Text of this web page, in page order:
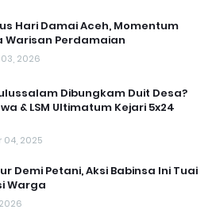
Hari Damai Aceh, Momentum
Warisan Perdamaian
2026
Dibungkam Duit Desa?
& LSM Ultimatum Kejari 5x24
04, 2025
Demi Petani, Aksi Babinsa Ini Tuai
Warga